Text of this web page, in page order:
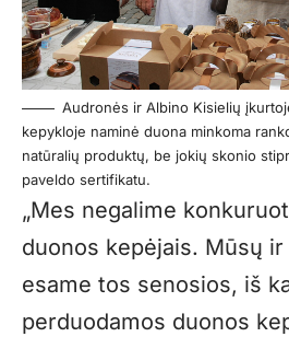
Audronės ir Albino Kisielių
kepykloje naminė duona minkoma
natūralių produktų, be jokių skonio
paveldo sertifikatu.
„Mes negalime
duonos kepėjais. Mūsų
esame tos senosios, iš
perduodamos duonos